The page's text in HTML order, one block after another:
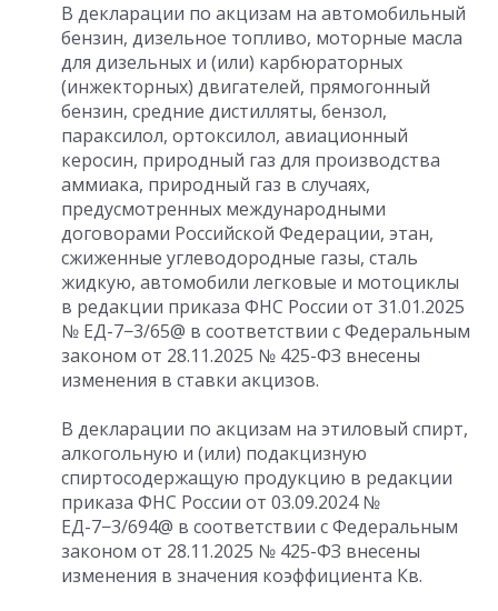
В декларации по акцизам на автомобильный
бензин, дизельное топливо, моторные масла
для дизельных и (или) карбюраторных
(инжекторных) двигателей, прямогонный
бензин, средние дистилляты, бензол,
параксилол, ортоксилол, авиационный
керосин, природный газ для производства
аммиака, природный газ в случаях,
предусмотренных международными
договорами Российской Федерации, этан,
сжиженные углеводородные газы, сталь
жидкую, автомобили легковые и мотоциклы
в редакции приказа ФНС России от 31.01.2025
№ ЕД-7−3/65@ в соответствии с Федеральным
законом от 28.11.2025 № 425-ФЗ внесены
изменения в ставки акцизов.
В декларации по акцизам на этиловый спирт,
алкогольную и (или) подакцизную
спиртосодержащую продукцию в редакции
приказа ФНС России от 03.09.2024№
ЕД-7−3/694@ в соответствии с Федеральным
законом от 28.11.2025 № 425-ФЗ внесены
изменения в значения коэффициента Кв.